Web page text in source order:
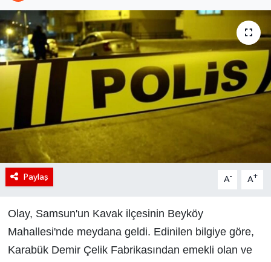
Paylaş A- A+
Olay, Samsun'un Kavak ilçesinin Beyköy
Mahallesi'nde meydana geldi. Edinilen bilgiye göre,
Karabük Demir Çelik Fabrikasından emekli olan ve